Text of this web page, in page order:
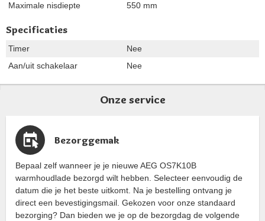
Maximale nisdiepte
550 mm
Specificaties
Timer
Nee
Aan/uit schakelaar
Nee
Onze service
Bezorggemak
Bepaal zelf wanneer je je nieuwe AEG OS7K10B
warmhoudlade bezorgd wilt hebben. Selecteer eenvoudig de
datum die je het beste uitkomt. Na je bestelling ontvang je
direct een bevestigingsmail. Gekozen voor onze standaard
bezorging? Dan bieden we je op de bezorgdag de volgende